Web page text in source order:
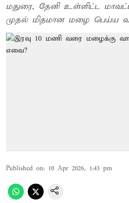
மதுரை, தேனி உள்ளிட்ட
முதல் மிதமான மழை பெய்ய
Published on: 10 Apr 2026, 1:43 pm